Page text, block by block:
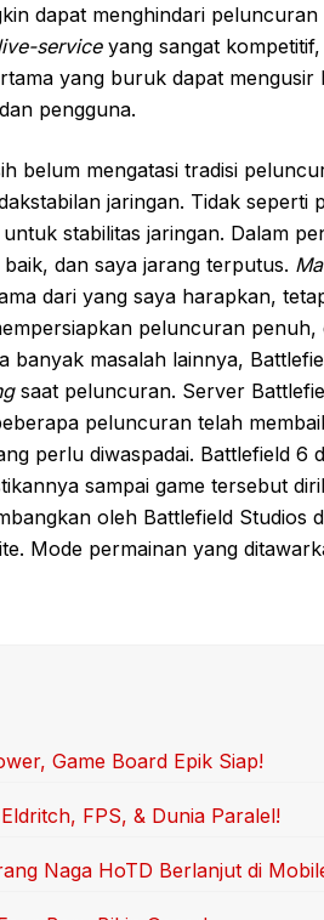
dapat menghindari
serviceyang sangat
yang buruk dapat
pengguna.
belum mengatasi tradisi
jaringan. Tidak seperti
stabilitas jaringan. Dalam
dan saya jarang terputus.
dari yang saya harapkan,
peluncuran penuh,
banyak masalah lainnya,
saat peluncuran. Server
peluncuran telah
perlu diwaspadai. Battlefield 6
sampai game tersebut
oleh Battlefield Studios
Mode permainan yang
Game Board Epik Siap!
FPS, & Dunia Paralel!
Naga HoTD Berlanjut di